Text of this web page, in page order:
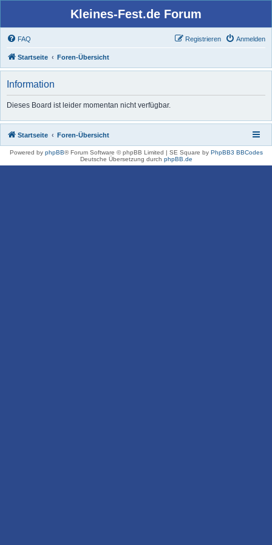
Kleines-Fest.de Forum
FAQ Anmelden
Registrieren
Startseite Foren-Übersicht
Information
Dieses Board ist leider momentan nicht verfügbar.
Startseite Foren-Übersicht
Powered by phpBB® Forum Software © phpBB Limited | SE Square by PhpBB3 BBCodes
Deutsche Übersetzung durch phpBB.de